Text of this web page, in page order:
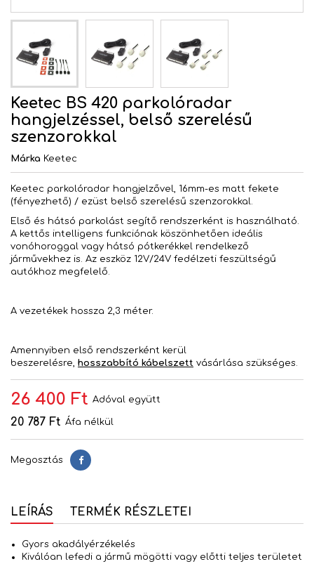
Keetec BS 420 parkolóradar
hangjelzéssel, belső szerelésű
szenzorokkal
Márka Keetec
Keetec parkolóradar hangjelzővel, 16mm-es matt fekete
(fényezhető) / ezüst belső szerelésű szenzorokkal.
Első és hátsó parkolást segítő rendszerként is használható.
A kettős intelligens funkciónak köszönhetően ideális
vonóhoroggal vagy hátsó pótkerékkel rendelkező
járművekhez is. Az eszköz 12V/24V fedélzeti feszültségű
autókhoz megfelelő.
A vezetékek hossza 2,3 méter.
Amennyiben első rendszerként kerül
beszerelésre, hosszabbító kábelszett vásárlása szükséges.
26 400 Ft Adóval együtt
20 787 Ft Áfa nélkül
Megosztás Megosztás
LEÍRÁS TERMÉK RÉSZLETEI
Gyors akadályérzékelés
Kiválóan lefedi a jármű mögötti vagy előtti teljes területet